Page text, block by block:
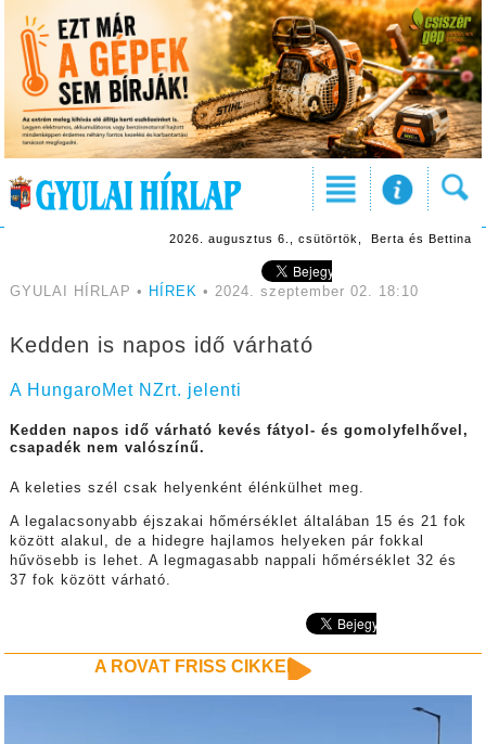
2026. augusztus 6., csütörtök, Berta és Bettina
GYULAI HÍRLAP • HÍREK • 2024. szeptember 02. 18:10
Kedden is napos idő várható
A HungaroMet NZrt. jelenti
Kedden napos idő várható kevés fátyol- és gomolyfelhővel,
csapadék nem valószínű.
A keleties szél csak helyenként élénkülhet meg.
A legalacsonyabb éjszakai hőmérséklet általában 15 és 21 fok
között alakul, de a hidegre hajlamos helyeken pár fokkal
hűvösebb is lehet. A legmagasabb nappali hőmérséklet 32 és
37 fok között várható.
A ROVAT FRISS CIKKEI